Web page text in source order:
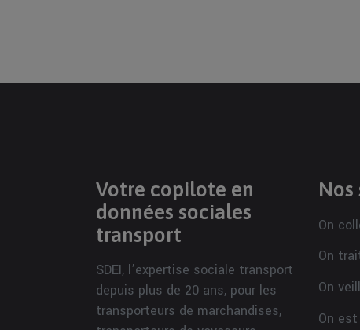
Votre copilote en
données sociales
transport
SDEI, l’expertise sociale transport
depuis plus de 20 ans, pour les
transporteurs de marchandises,
On
On
On
On